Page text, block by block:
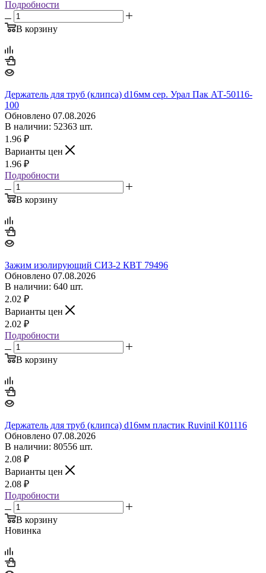
Подробности
В корзину
Держатель для труб (клипса) d16мм сер. Урал Пак АТ-50116-
100
Обновлено 07.08.2026
В наличии: 52363 шт.
1.96 ₽
Варианты цен
1.96 ₽
Подробности
В корзину
Зажим изолирующий СИЗ-2 КВТ 79496
Обновлено 07.08.2026
В наличии: 640 шт.
2.02 ₽
Варианты цен
2.02 ₽
Подробности
В корзину
Держатель для труб (клипса) d16мм пластик Ruvinil К01116
Обновлено 07.08.2026
В наличии: 80556 шт.
2.08 ₽
Варианты цен
2.08 ₽
Подробности
В корзину
Новинка